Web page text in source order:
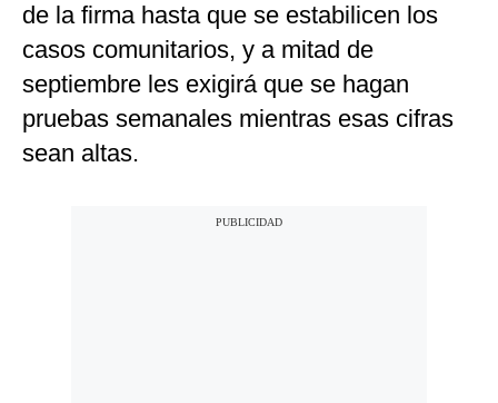
de la firma hasta que se estabilicen los
casos comunitarios, y a mitad de
septiembre les exigirá que se hagan
pruebas semanales mientras esas cifras
sean altas.